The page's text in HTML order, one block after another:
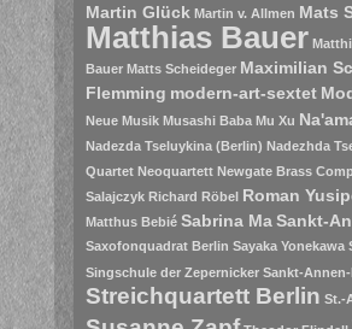
Martin Glück Martin v. Allmen Mats
Matthias Bauer
Bauer Matts Scheideger Maximilian
Flemming modern-art-sextet
Neue Musik Musashi Baba Mu Xu
Nadezda Tseluykina (Berlin) Nadezhda
Quartet Neoquartett Newgate Brass
Salajczyk Richard Röbel Roman
Matthus Bebié Sabrina Ma Sankt-
Saxofonquadrat Berlin Sayaka Yonekawa
Singschule der Zepernicker Sankt-
Streichquartett Berlin St.-